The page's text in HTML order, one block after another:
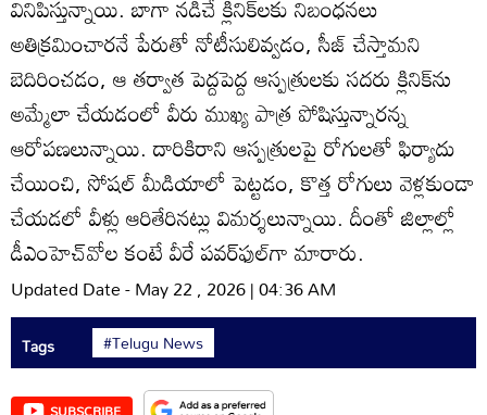
వినిపిస్తున్నాయి. బాగా నడిచే క్లినిక్‌లకు నిబంధనలు
అతిక్రమించారనే పేరుతో నోటీసులివ్వడం, సీజ్‌ చేస్తామని
బెదిరించడం, ఆ తర్వాత పెద్దపెద్ద ఆస్పత్రులకు సదరు క్లినిక్‌ను
అమ్మేలా చేయడంలో వీరు ముఖ్య పాత్ర పోషిస్తున్నారన్న
ఆరోపణలున్నాయి. దారికిరాని ఆస్పత్రులపై రోగులతో ఫిర్యాదు
చేయించి, సోషల్‌ మీడియాలో పెట్టడం, కొత్త రోగులు వెళ్లకుండా
చేయడలో వీళ్లు ఆరితేరినట్లు విమర్శలున్నాయి. దీంతో జిల్లాల్లో
డీఎంహెచ్‌వోల కంటే వీరే పవర్‌ఫుల్‌గా మారారు.
Updated Date - May 22 , 2026 | 04:36 AM
Tags #Telugu News